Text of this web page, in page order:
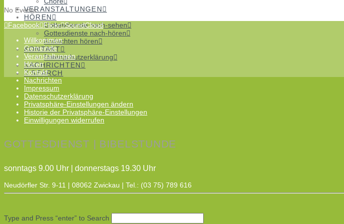
VERANSTALTUNGEN
HÖREN
Gottesdienste nach-sehen
Gottesdienste nach-hören
Andachten hören
KONTAKT
Datenschutzerklärung
NACHRICHTEN
SEARCH
No Events
Facebook Flickr SoundCloud
Willkommen
Gemeinde
Veranstaltungen
Hören
Kontakt
Nachrichten
Impressum
Datenschutzerklärung
Privatsphäre-Einstellungen ändern
Historie der Privatsphäre-Einstellungen
Einwilligungen widerrufen
GOTTESDIENST | BIBELSTUNDE
sonntags 9.00 Uhr | donnerstags 19.30 Uhr
Neudörfler Str. 9-11 | 08062 Zwickau | Tel.: (03 75) 789 616
Type and Press “enter” to Search